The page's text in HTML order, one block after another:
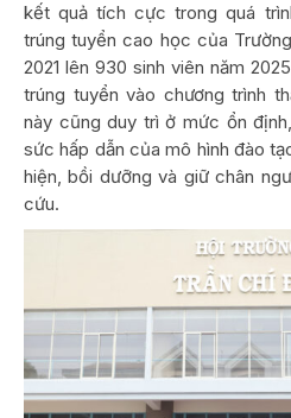
kết quả tích cực trong quá
trúng tuyển cao học của
2021 lên 930 sinh viên năm
trúng tuyển vào chương trình
này cũng duy trì ở mức ổn
sức hấp dẫn của mô hình đào
hiện, bồi dưỡng và giữ chân
cứu.